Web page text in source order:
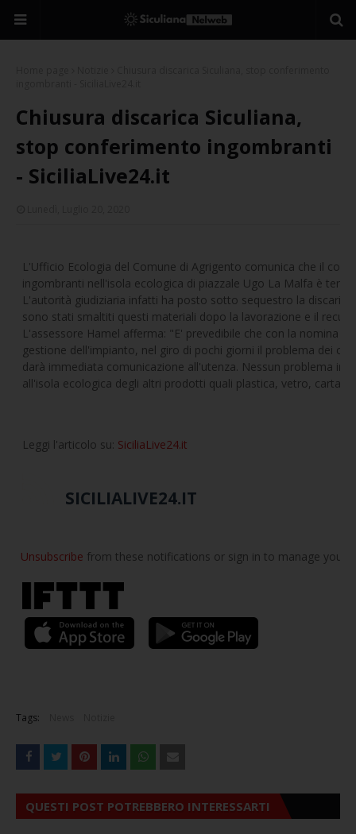
Chiusura discarica Siculiana,
stop conferimento ingombranti
- SiciliaLive24.it
L'Ufficio Ecologia del Comune di Agrigento comunica che il
ingombranti nell'isola ecologica di piazzale Ugo La Malfa è
L'autorità giudiziaria infatti ha posto sotto sequestro la discarica
sono stati smaltiti questi materiali dopo la lavorazione e il
L'assessore Hamel afferma: "E' prevedibile che con la nomina
gestione dell'impianto, nel giro di pochi giorni il problema dei
darà immediata comunicazione all'utenza. Nessun problema
all'isola ecologica degli altri prodotti quali plastica, vetro, carta e
Leggi l'articolo su: SiciliaLive24.it
SICILIALIVE24.IT
Unsubscribe from these notifications or sign in to manage your
Tags:
QUESTI POST POTREBBERO INTERESSARTI